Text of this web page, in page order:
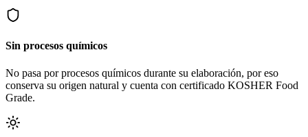
Sin procesos químicos
No pasa por procesos químicos durante su elaboración, por eso
conserva su origen natural y cuenta con certificado KOSHER Food
Grade.